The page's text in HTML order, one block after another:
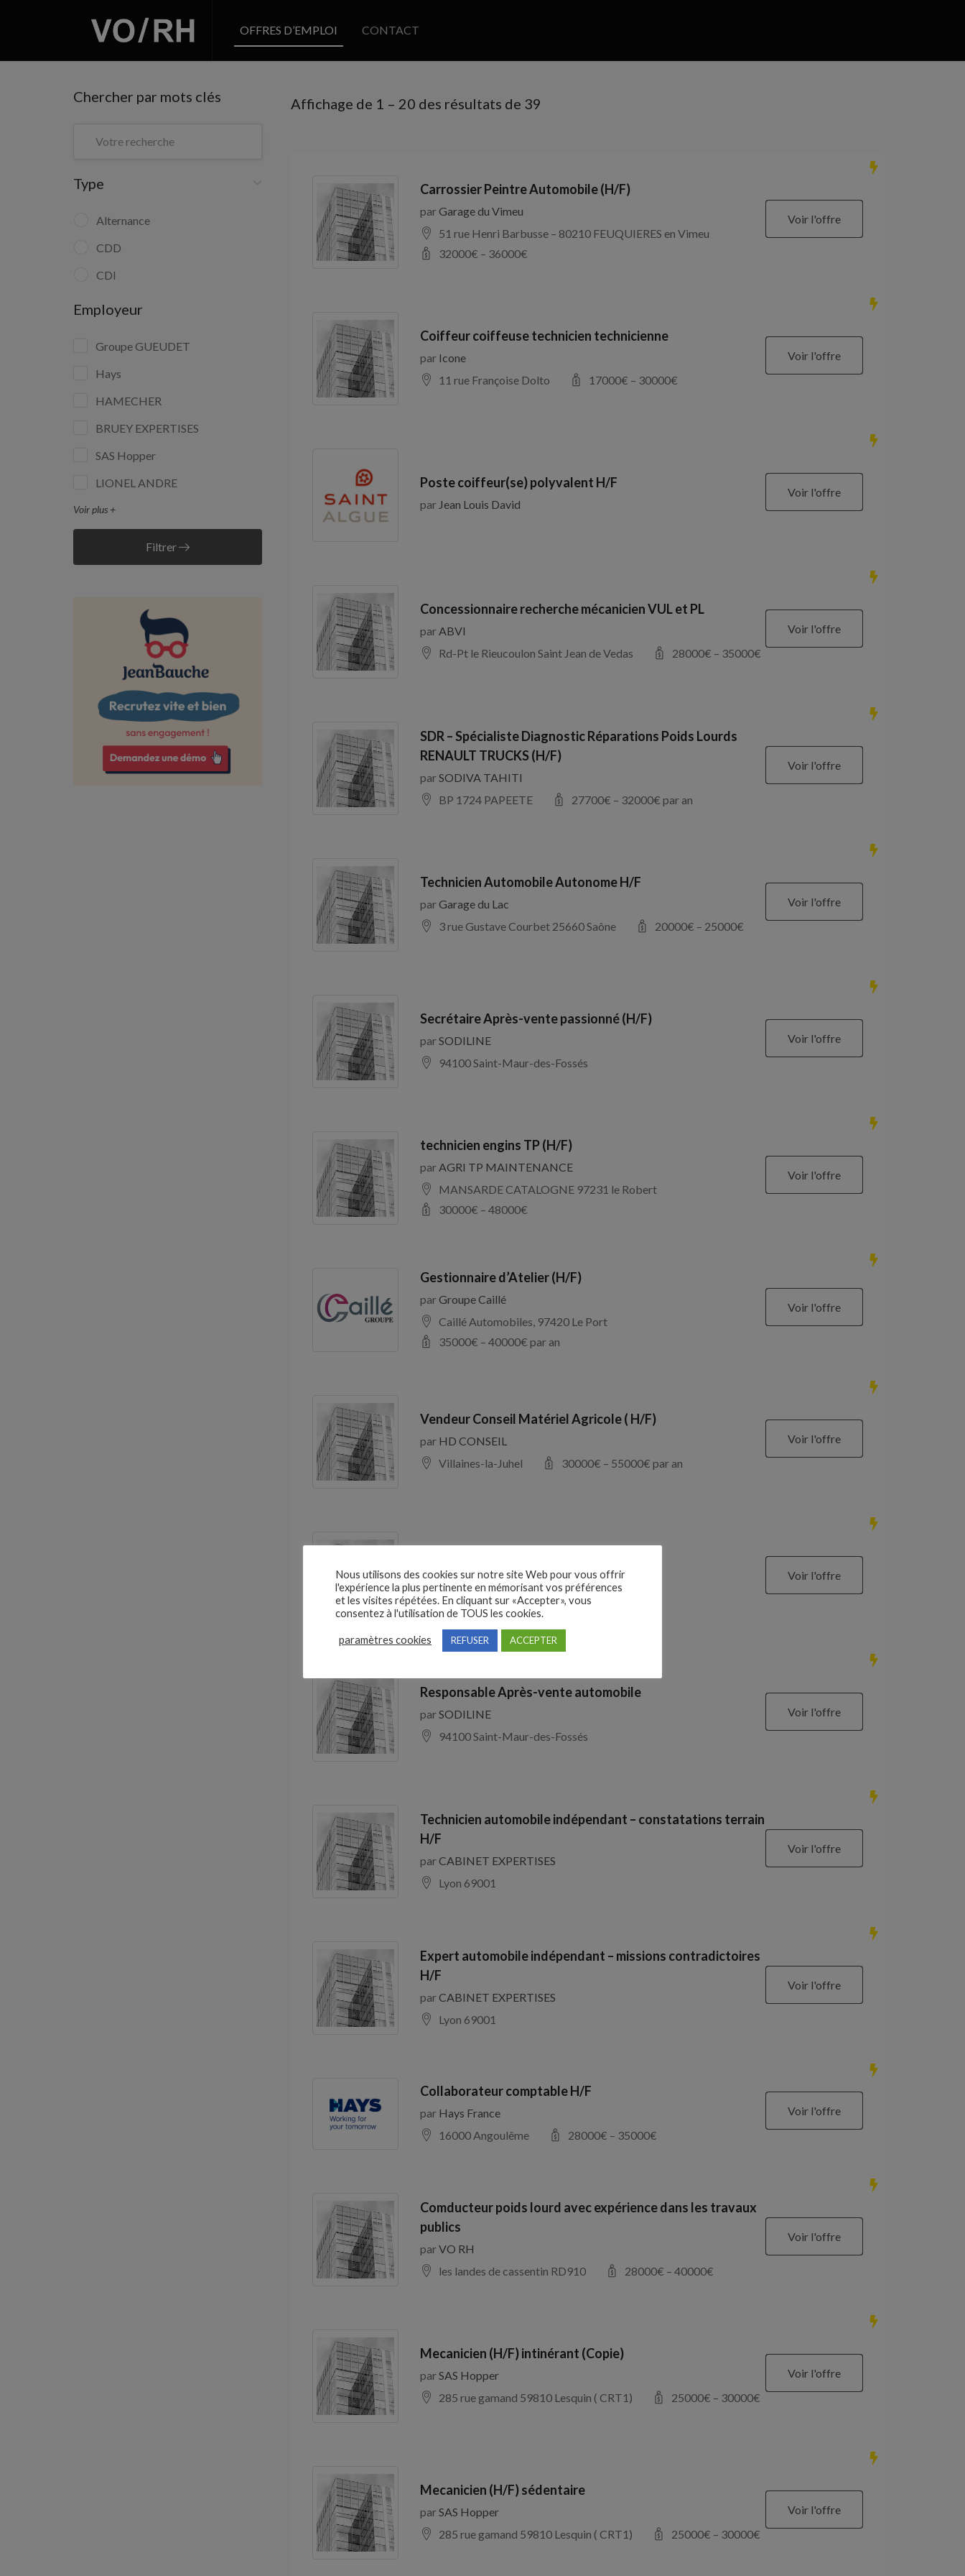
OFFRES D’EMPLOI CONTACT
Chercher par mots clés
Type
Alternance
CDD
CDI
Employeur
Groupe GUEUDET
Hays
HAMECHER
BRUEY EXPERTISES
SAS Hopper
LIONEL ANDRE
Voir plus +
Filtrer
Affichage de 1 – 20 des résultats de 39
Carrossier Peintre Automobile (H/F)
parGarage du Vimeu
51 rue Henri Barbusse – 80210 FEUQUIERES en Vimeu
32000€ – 36000€
Voir l'offre
Coiffeur coiffeuse technicien technicienne
par Icone
11 rue Françoise Dolto
17000€ – 30000€
Voir l'offre
Poste coiffeur(se) polyvalent H/F
par Jean Louis David
Voir l'offre
Concessionnaire recherche mécanicien VUL et PL
parABVI
Rd-Pt le Rieucoulon Saint Jean de Vedas
28000€ – 35000€
Voir l'offre
SDR – Spécialiste Diagnostic Réparations Poids Lourds
RENAULT TRUCKS (H/F)
par SODIVA TAHITI
BP 1724 PAPEETE
27700€ – 32000€ par an
Voir l'offre
Technicien Automobile Autonome H/F
parGarage du Lac
3 rue Gustave Courbet 25660 Saône
20000€ – 25000€
Voir l'offre
Secrétaire Après-vente passionné (H/F)
parSODILINE
94100 Saint-Maur-des-Fossés
Voir l'offre
technicien engins TP (H/F)
parAGRI TP MAINTENANCE
MANSARDE CATALOGNE 97231 le Robert
30000€ – 48000€
Voir l'offre
Gestionnaire d’Atelier (H/F)
parGroupe Caillé
Caillé Automobiles, 97420 Le Port
35000€ – 40000€ par an
Voir l'offre
Vendeur Conseil Matériel Agricole ( H/F)
par HD CONSEIL
Villaines-la-Juhel
30000€ – 55000€ par an
Voir l'offre
parFrance Galop
Maisons-Laffitte
27000
Voir l'offre
Responsable Après-vente automobile
parSODILINE
94100 Saint-Maur-des-Fossés
Voir l'offre
Technicien automobile indépendant – constatations terrain
H/F
parCABINET EXPERTISES
Lyon 69001
Voir l'offre
Expert automobile indépendant – missions contradictoires
H/F
parCABINET EXPERTISES
Lyon 69001
Voir l'offre
Collaborateur comptable H/F
par Hays France
16000 Angoulême
28000€ – 35000€
Voir l'offre
Comducteur poids lourd avec expérience dans les travaux
publics
parVO RH
les landes de cassentin RD910
28000€ – 40000€
Voir l'offre
Mecanicien (H/F) intinérant (Copie)
parSAS Hopper
285 rue gamand 59810 Lesquin ( CRT1)
25000€ – 30000€
Voir l'offre
Mecanicien (H/F) sédentaire
parSAS Hopper
285 rue gamand 59810 Lesquin ( CRT1)
25000€ – 30000€
Voir l'offre
Nous utilisons des cookies sur notre site Web pour vous offrir
l'expérience la plus pertinente en mémorisant vos préférences
et les visites répétées. En cliquant sur «Accepter», vous
consentez à l'utilisation de TOUS les cookies.
paramètres cookies REFUSER ACCEPTER